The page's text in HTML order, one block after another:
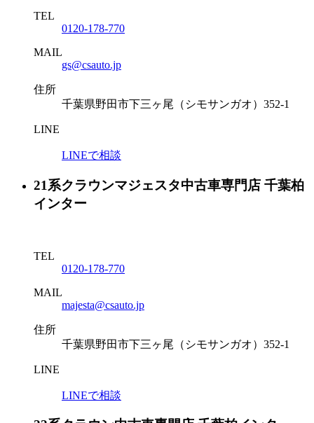
TEL
0120-178-770
MAIL
gs@csauto.jp
住所
千葉県野田市下三ヶ尾（シモサンガオ）352-1
LINE
LINEで相談
21系クラウンマジェスタ中古車専門店 千葉柏
インター
TEL
0120-178-770
MAIL
majesta@csauto.jp
住所
千葉県野田市下三ヶ尾（シモサンガオ）352-1
LINE
LINEで相談